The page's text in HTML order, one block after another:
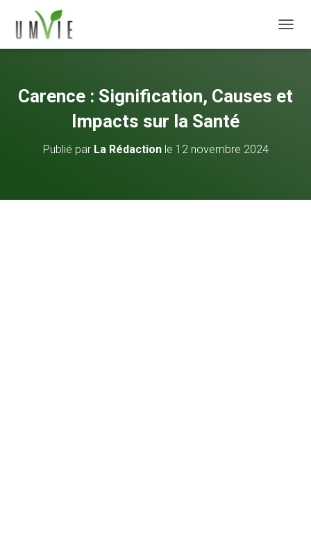
Carence : Signification, Causes et
Impacts sur la Santé
Publié par La Rédactionle 12 novembre 2024